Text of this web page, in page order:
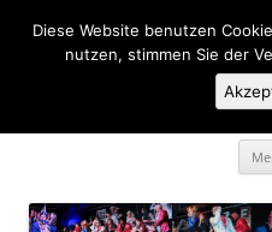
Inhalt
springen KaGe
… des is ka Spass
Diese Website benutzen
nutzen, stimmen Sie der